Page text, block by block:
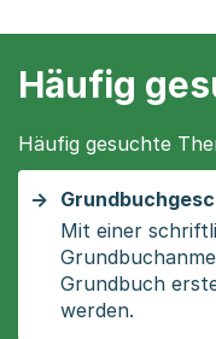
Häufig
Häufig gesuchte
Mit einer
Grundbuch
werden.